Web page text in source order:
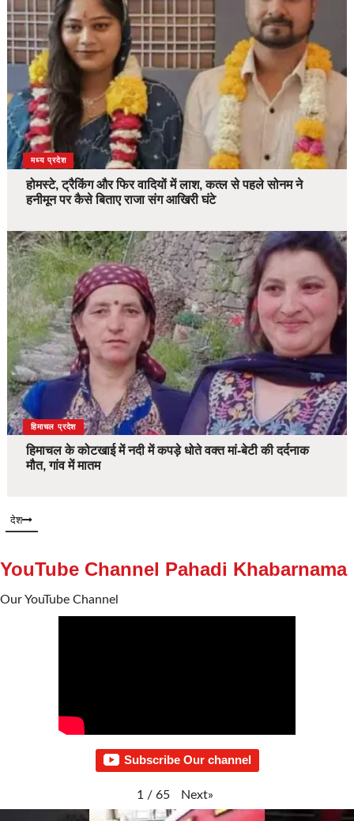
देश
मध्य प्रदेश
होमस्टे, ट्रैकिंग और फिर वादियों में लाश, कत्ल से पहले सोनम ने
हनीमून पर कैसे बिताए राजा संग आखिरी घंटे
देश
हिमाचल प्रदेश
हिमाचल के कोटखाई में नदी में कपड़े धोते वक्त मां-बेटी की दर्दनाक
मौत, गांव में मातम
देश
YouTube Channel Pahadi Khabarnama
Our YouTube Channel
Subscribe Our channel
1 / 65 Next»